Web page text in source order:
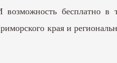
бесплатно в
края и